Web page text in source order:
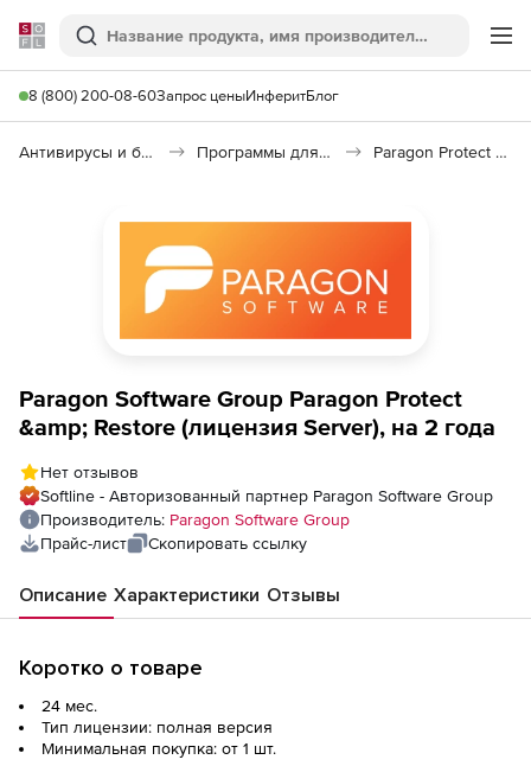
Softline
Поиск
8 (800) 200-08-60Запрос ценыИнферитБлог
Антивирусы и безопасность Программы для защиты информации Paragon Protect & Restore
Paragon Software Group Paragon Protect
&amp; Restore (лицензия Server), на 2 года
Нет отзывов
Softline - Авторизованный партнер Paragon Software Group
Производитель: Paragon Software Group
Прайс-лист
Скопировать ссылку
Описание Характеристики Отзывы
Коротко о товаре
24 мес.
Тип лицензии: полная версия
Минимальная покупка: от 1 шт.